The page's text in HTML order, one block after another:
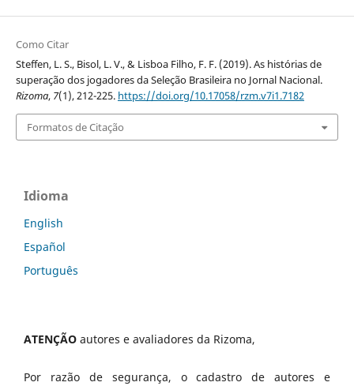
Como Citar
Steffen, L. S., Bisol, L. V., & Lisboa Filho, F. F. (2019). As histórias de
superação dos jogadores da Seleção Brasileira no Jornal Nacional.
Rizoma, 7(1), 212-225. https://doi.org/10.17058/rzm.v7i1.7182
Formatos de Citação
Idioma
English
Español
Português
ATENÇÃO autores e avaliadores da Rizoma,
Por razão de segurança, o cadastro de autores e